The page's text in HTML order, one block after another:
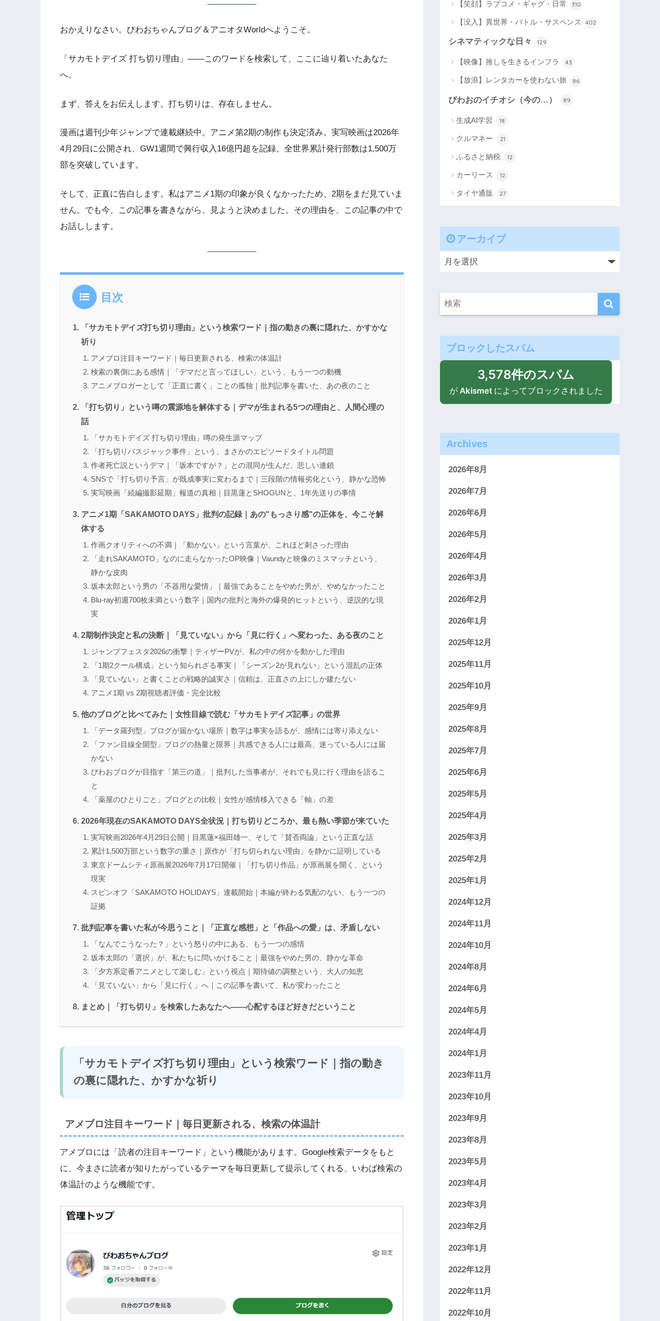
おかえりなさい。びわおちゃんブログ＆アニオタWorldへようこそ。
「サカモトデイズ 打ち切り理由」――このワードを検索して、ここに辿り着いたあなた
へ。
まず、答えをお伝えします。打ち切りは、存在しません。
漫画は週刊少年ジャンプで連載継続中。アニメ第2期の制作も決定済み。実写映画は2026年
4月29日に公開され、GW1週間で興行収入16億円超を記録。全世界累計発行部数は1,500万
部を突破しています。
そして、正直に告白します。私はアニメ1期の印象が良くなかったため、2期をまだ見ていま
せん。でも今、この記事を書きながら、見ようと決めました。その理由を、この記事の中で
お話しします。
目次
「サカモトデイズ打ち切り理由」という検索ワード｜指の動きの裏に隠れた、かすかな
祈り
アメブロ注目キーワード｜毎日更新される、検索の体温計
検索の裏側にある感情｜「デマだと言ってほしい」という、もう一つの動機
アニメブロガーとして「正直に書く」ことの孤独｜批判記事を書いた、あの夜のこと
「打ち切り」という噂の震源地を解体する｜デマが生まれる5つの理由と、人間心理の
話
「サカモトデイズ 打ち切り理由」噂の発生源マップ
「打ち切りバスジャック事件」という、まさかのエピソードタイトル問題
作者死亡説というデマ｜「坂本ですが？」との混同が生んだ、悲しい連鎖
SNSで「打ち切り予言」が既成事実に変わるまで｜三段階の情報劣化という、静かな恐怖
実写映画「続編撮影延期」報道の真相｜目黒蓮とSHOGUNと、1年先送りの事情
アニメ1期「SAKAMOTO DAYS」批判の記録｜あの"もっさり感"の正体を、今こそ解
体する
作画クオリティへの不満｜「動かない」という言葉が、これほど刺さった理由
「走れSAKAMOTO」なのに走らなかったOP映像｜Vaundyと映像のミスマッチという、
静かな皮肉
坂本太郎という男の「不器用な愛情」｜最強であることをやめた男が、やめなかったこと
Blu-ray初週700枚未満という数字｜国内の批判と海外の爆発的ヒットという、逆説的な現
実
2期制作決定と私の決断｜「見ていない」から「見に行く」へ変わった、ある夜のこと
ジャンプフェスタ2026の衝撃｜ティザーPVが、私の中の何かを動かした理由
「1期2クール構成」という知られざる事実｜「シーズン2が見れない」という混乱の正体
「見ていない」と書くことの戦略的誠実さ｜信頼は、正直さの上にしか建たない
アニメ1期 vs 2期視聴者評価・完全比較
他のブログと比べてみた｜女性目線で読む「サカモトデイズ記事」の世界
「データ羅列型」ブログが届かない場所｜数字は事実を語るが、感情には寄り添えない
「ファン目線全開型」ブログの熱量と限界｜共感できる人には最高、迷っている人には届
かない
びわおブログが目指す「第三の道」｜批判した当事者が、それでも見に行く理由を語るこ
と
「薬屋のひとりごと」ブログとの比較｜女性が感情移入できる「軸」の差
2026年現在のSAKAMOTO DAYS全状況｜打ち切りどころか、最も熱い季節が来ていた
実写映画2026年4月29日公開｜目黒蓮×福田雄一、そして「賛否両論」という正直な話
累計1,500万部という数字の重さ｜原作が「打ち切られない理由」を静かに証明している
東京ドームシティ原画展2026年7月17日開催｜「打ち切り作品」が原画展を開く、という
現実
スピンオフ「SAKAMOTO HOLIDAYS」連載開始｜本編が終わる気配のない、もう一つの
証拠
批判記事を書いた私が今思うこと｜「正直な感想」と「作品への愛」は、矛盾しない
「なんでこうなった？」という怒りの中にある、もう一つの感情
坂本太郎の「選択」が、私たちに問いかけること｜最強をやめた男の、静かな革命
「夕方系定番アニメとして楽しむ」という視点｜期待値の調整という、大人の知恵
「見ていない」から「見に行く」へ｜この記事を書いて、私が変わったこと
まとめ｜「打ち切り」を検索したあなたへ――心配するほど好きだということ
「サカモトデイズ打ち切り理由」という検索ワード｜指の動き
の裏に隠れた、かすかな祈り
アメブロ注目キーワード｜毎日更新される、検索の体温計
アメブロには「読者の注目キーワード」という機能があります。Google検索データをもと
に、今まさに読者が知りたがっているテーマを毎日更新して提示してくれる、いわば検索の
体温計のような機能です。
【笑顔】ラブコメ・ギャグ・日常 310
【没入】異世界・バトル・サスペンス 402
シネマティックな日々 129
【映像】推しを生きるインフラ 43
【放浪】レンタカーを使わない旅 86
びわおのイチオシ（今の…） 89
生成AI学習 18
クルマネー 21
ふるさと納税 12
カーリース 12
タイヤ通販 27
アーカイブ
ブロックしたスパム
3,578件のスパム
が Akismet によってブロックされました
Archives
2026年8月
2026年7月
2026年6月
2026年5月
2026年4月
2026年3月
2026年2月
2026年1月
2025年12月
2025年11月
2025年10月
2025年9月
2025年8月
2025年7月
2025年6月
2025年5月
2025年4月
2025年3月
2025年2月
2025年1月
2024年12月
2024年11月
2024年10月
2024年8月
2024年6月
2024年5月
2024年4月
2024年1月
2023年11月
2023年10月
2023年9月
2023年8月
2023年5月
2023年4月
2023年3月
2023年2月
2023年1月
2022年12月
2022年11月
2022年10月